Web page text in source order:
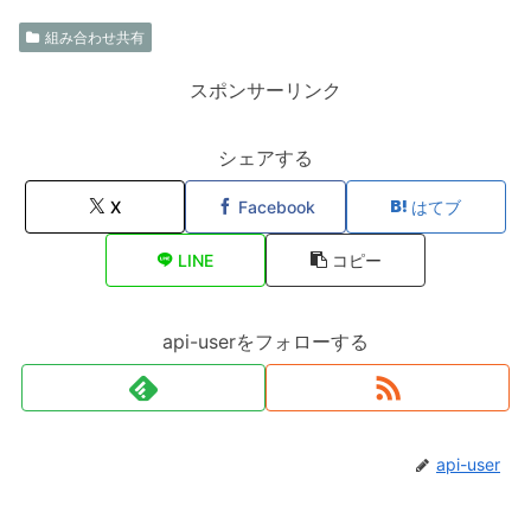
組み合わせ共有
スポンサーリンク
シェアする
X Facebook はてブ
LINE コピー
api-userをフォローする
api-user